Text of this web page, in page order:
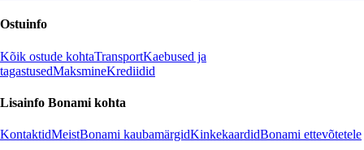
Ostuinfo
Kõik ostude kohtaTransportKaebused ja
tagastusedMaksmineKrediidid
Lisainfo Bonami kohta
KontaktidMeistBonami kaubamärgidKinkekaardidBonami ettevõtetele